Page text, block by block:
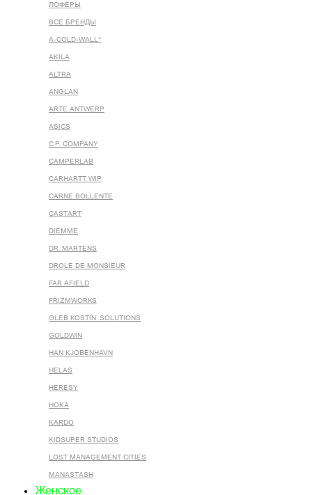
ЛОФЕРЫ
ВСЕ БРЕНДЫ
A-COLD-WALL*
AKILA
ALTRA
ANGLAN
ARTE ANTWERP
ASICS
C.P. COMPANY
CAMPERLAB
CARHARTT WIP
CARNE BOLLENTE
CASTART
DIEMME
DR. MARTENS
DROLE DE MONSIEUR
FAR AFIELD
FRIZMWORKS
GLEB KOSTIN .SOLUTIONS
GOLDWIN
HAN KJOBENHAVN
HELAS
HERESY
HOKA
KARDO
KIDSUPER STUDIOS
LOST MANAGEMENT CITIES
MANASTASH
Женское